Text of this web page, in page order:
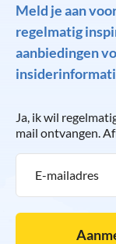
Meld je aan
regelmatig
aanbiedingen
Ja, ik wil
mail ontvangen.